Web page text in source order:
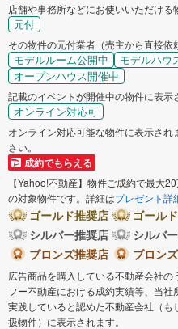
店舗や事務所などにお使いいただける
元付
その物件の元付業者（売主から直接依
モデルルーム公開中 モデルハウ
オープンハウス開催中
記載のイベントが開催中の物件に表示
オンライン対応可
オンライン対応可能な物件に表示され
さい。
成約でもらえる
【Yahoo!不動産】物件ご成約で最大
の対象物件です。詳細はプレゼント詳
ゴールド推奨店
ゴール
シルバー推奨店
シルバ
ブロンズ推奨店
ブロン
広告商品を購入している不動産会社
フー不動産における成約実績等、当
実践していると認めた不動産会社（
扱物件）に表示されます。